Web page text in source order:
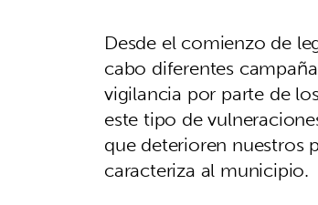
Desde el comienzo de
cabo diferentes
vigilancia por parte de
este tipo de
que deterioren nuestros
caracteriza al municipio.